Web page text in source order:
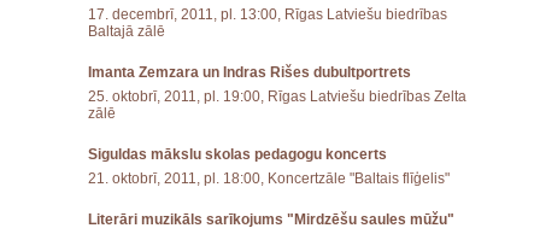
17. decembrī, 2011, pl. 13:00, Rīgas Latviešu biedrības
Baltajā zālē
Imanta Zemzara un Indras Rišes dubultportrets
25. oktobrī, 2011, pl. 19:00, Rīgas Latviešu biedrības Zelta
zālē
Siguldas mākslu skolas pedagogu koncerts
21. oktobrī, 2011, pl. 18:00, Koncertzāle "Baltais flīģelis"
Literāri muzikāls sarīkojums "Mirdzēšu saules mūžu"